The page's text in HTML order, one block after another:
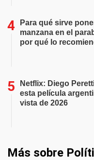
Para qué sirve
manzana en el
por qué lo
Netflix: Diego
esta película
vista de 2026
Más sobre